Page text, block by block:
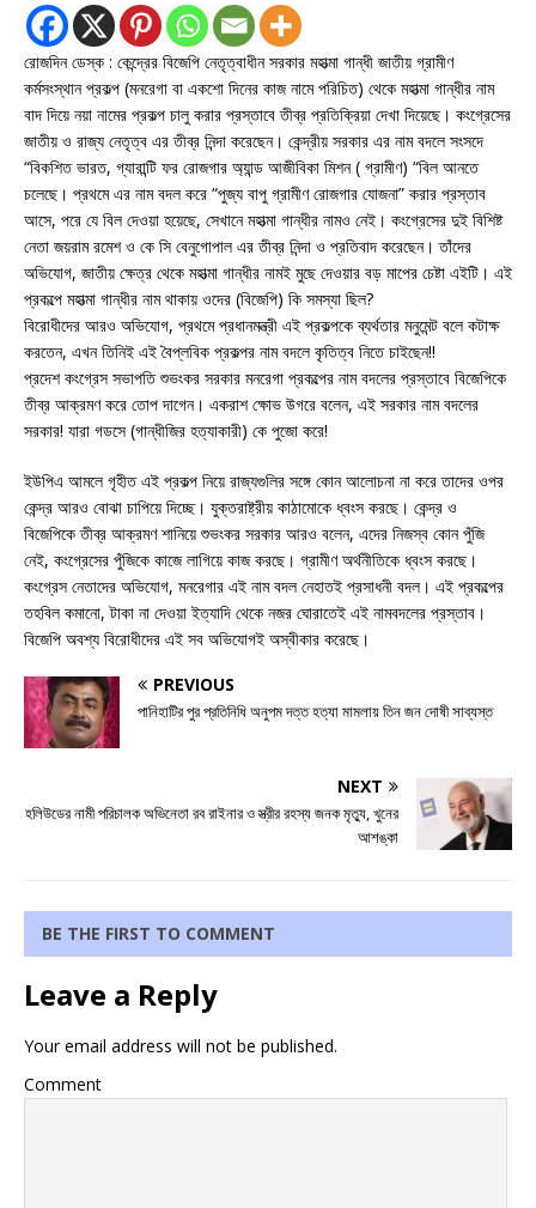
রোজদিন ডেস্ক : কেন্দ্রের বিজেপি নেতৃত্বাধীন সরকার মহাত্মা গান্ধী জাতীয় গ্রামীণ
কর্মসংস্থান প্রকল্প (মনরেগা বা একশো দিনের কাজ নামে পরিচিত) থেকে মহাত্মা গান্ধীর নাম
বাদ দিয়ে নয়া নামের প্রকল্প চালু করার প্রস্তাবে তীব্র প্রতিক্রিয়া দেখা দিয়েছে। কংগ্রেসের
জাতীয় ও রাজ্য নেতৃত্ব এর তীব্র নিন্দা করেছেন। কেন্দ্রীয় সরকার এর নাম বদলে সংসদে
“বিকশিত ভারত, গ্যারান্টি ফর রোজগার অ্যান্ড আজীবিকা মিশন ( গ্রামীণ) “বিল আনতে
চলেছে। প্রথমে এর নাম বদল করে “পুজ্য বাপু গ্রামীণ রোজগার যোজনা” করার প্রস্তাব
আসে, পরে যে বিল দেওয়া হয়েছে, সেখানে মহাত্মা গান্ধীর নামও নেই। কংগ্রেসের দুই বিশিষ্ট
নেতা জয়রাম রমেশ ও কে সি বেনুগোপাল এর তীব্র নিন্দা ও প্রতিবাদ করেছেন। তাঁদের
অভিযোগ, জাতীয় ক্ষেত্র থেকে মহাত্মা গান্ধীর নামই মুছে দেওয়ার বড় মাপের চেষ্টা এইটি। এই
প্রকল্পে মহাত্মা গান্ধীর নাম থাকায় ওদের (বিজেপি) কি সমস্যা ছিল?
বিরোধীদের আরও অভিযোগ, প্রথমে প্রধানমন্ত্রী এই প্রকল্পকে ব্যর্থতার মনুমেন্ট বলে কটাক্ষ
করতেন, এখন তিনিই এই বৈপ্লবিক প্রকল্পর নাম বদলে কৃতিত্ব নিতে চাইছেন!!
প্রদেশ কংগ্রেস সভাপতি শুভংকর সরকার মনরেগা প্রকল্পের নাম বদলের প্রস্তাবে বিজেপিকে
তীব্র আক্রমণ করে তোপ দাগেন। একরাশ ক্ষোভ উগরে বলেন, এই সরকার নাম বদলের
সরকার! যারা গডসে (গান্ধীজির হত্যাকারী) কে পুজো করে!
ইউপিএ আমলে গৃহীত এই প্রকল্প নিয়ে রাজ্যগুলির সঙ্গে কোন আলোচনা না করে তাদের ওপর
কেন্দ্র আরও বোঝা চাপিয়ে দিচ্ছে। যুক্তরাষ্ট্রীয় কাঠামোকে ধ্বংস করছে। কেন্দ্র ও
বিজেপিকে তীব্র আক্রমণ শানিয়ে শুভংকর সরকার আরও বলেন, এদের নিজস্ব কোন পুঁজি
নেই, কংগ্রেসের পুঁজিকে কাজে লাগিয়ে কাজ করছে। গ্রামীণ অর্থনীতিকে ধ্বংস করছে।
কংগ্রেস নেতাদের অভিযোগ, মনরেগার এই নাম বদল নেহাতই প্রসাধনী বদল। এই প্রকল্পের
তহবিল কমানো, টাকা না দেওয়া ইত্যাদি থেকে নজর ঘোরাতেই এই নামবদলের প্রস্তাব।
বিজেপি অবশ্য বিরোধীদের এই সব অভিযোগই অস্বীকার করেছে।
PREVIOUS
পানিহাটির পুর প্রতিনিধি অনুপম দত্ত হত্যা মামলায় তিন জন দোষী সাব্যস্ত
NEXT
হলিউডের নামী পরিচালক অভিনেতা রব রাইনার ও স্ত্রীর রহস্য জনক মৃত্যু, খুনের
আশঙ্কা
BE THE FIRST TO COMMENT
Leave a Reply
Your email address will not be published.
Comment